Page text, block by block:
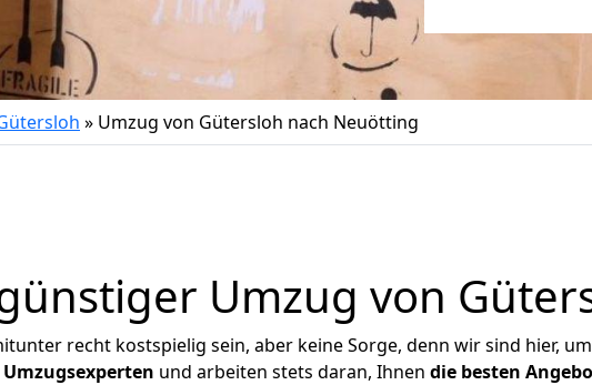
» Umzug von Gütersloh nach Neuötting
Umzug von
recht kostspielig sein, aber keine Sorge, denn wir sind hier,
und arbeiten stets daran, Ihnen die besten